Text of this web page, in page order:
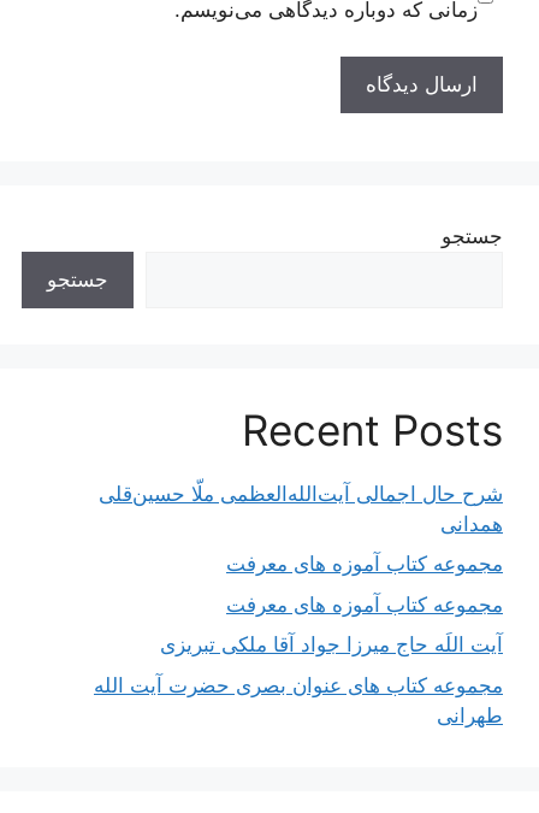
زمانی که دوباره دیدگاهی می‌نویسم.
جستجو
جستجو
Recent Posts
شرح حال اجمالی آیت‌الله‌العظمی ملّا حسین‌قلی
همدانی
مجموعه کتاب آموزه های معرفت
مجموعه کتاب آموزه های معرفت
آیت اللَه حاج میرزا جواد آقا ملکی تبریزی
مجموعه کتاب های عنوان بصری حضرت آیت الله
طهرانی